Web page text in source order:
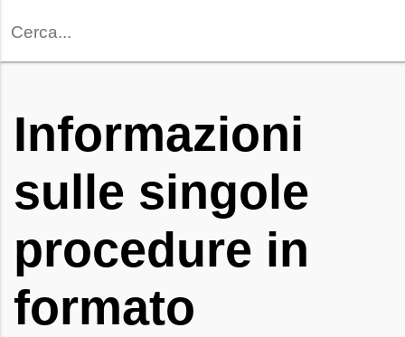
Informazioni
sulle singole
procedure in
formato